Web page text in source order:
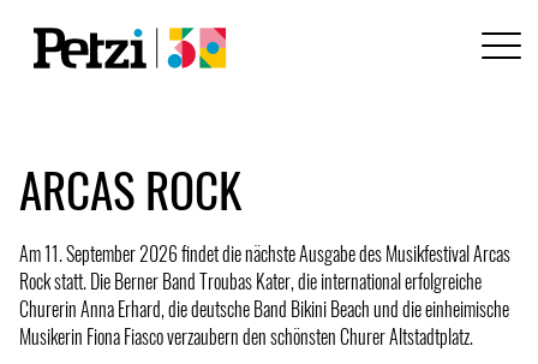
ARCAS ROCK
Am 11. September 2026 findet die nächste Ausgabe des Musikfestival Arcas
Rock statt. Die Berner Band Troubas Kater, die international erfolgreiche
Churerin Anna Erhard, die deutsche Band Bikini Beach und die einheimische
Musikerin Fiona Fiasco verzaubern den schönsten Churer Altstadtplatz.